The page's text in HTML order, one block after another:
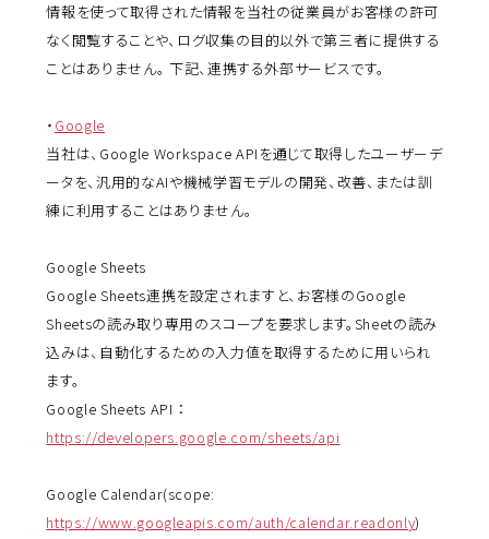
情報を使って取得された情報を当社の従業員がお客様の許可
なく閲覧することや、ログ収集の目的以外で第三者に提供する
ことはありません。 下記、連携する外部サービスです。
・ Google
当社は、Google Workspace APIを通じて取得したユーザーデ
ータを、汎用的なAIや機械学習モデルの開発、改善、または訓
練に利用することはありません。
Google Sheets
Google Sheets連携を設定されますと、お客様のGoogle
Sheetsの読み取り専用のスコープを要求します。Sheetの読み
込みは、自動化するための入力値を取得するために用いられ
ます。
Google Sheets API ：
https://developers.google.com/sheets/api
Google Calendar(scope:
https://www.googleapis.com/auth/calendar.readonly)